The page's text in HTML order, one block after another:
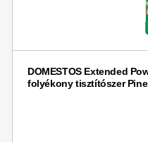
DOMESTOS Extended
folyékony tisztítószer Pine